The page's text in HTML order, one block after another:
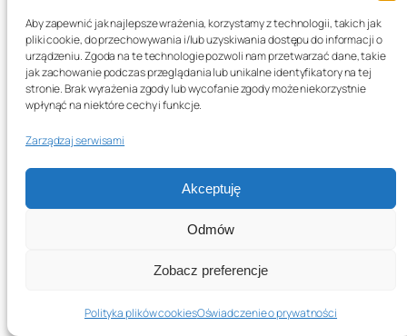
Aby zapewnić jak najlepsze wrażenia, korzystamy z technologii, takich jak
pliki cookie, do przechowywania i/lub uzyskiwania dostępu do informacji o
urządzeniu. Zgoda na te technologie pozwoli nam przetwarzać dane, takie
jak zachowanie podczas przeglądania lub unikalne identyfikatory na tej
stronie. Brak wyrażenia zgody lub wycofanie zgody może niekorzystnie
wpłynąć na niektóre cechy i funkcje.
Zarządzaj serwisami
Akceptuję
Odmów
Zobacz preferencje
Polityka plików cookiesOświadczenie o prywatności
zatytułowany„Crown Royale”.
(więcej…)
11/02/2011
The Alchemist i Oh No
roztaczają gangrenę
Dzisiejszy wieczór i noc przypada na huczne święto